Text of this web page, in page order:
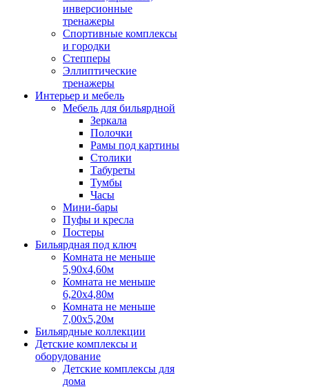
инверсионные
тренажеры
Спортивные комплексы
и городки
Степперы
Эллиптические
тренажеры
Интерьер и мебель
Мебель для бильярдной
Зеркала
Полочки
Рамы под картины
Столики
Табуреты
Тумбы
Часы
Мини-бары
Пуфы и кресла
Постеры
Бильярдная под ключ
Комната не меньше
5,90х4,60м
Комната не меньше
6,20х4,80м
Комната не меньше
7,00х5,20м
Бильярдные коллекции
Детские комплексы и
оборудование
Детские комплексы для
дома